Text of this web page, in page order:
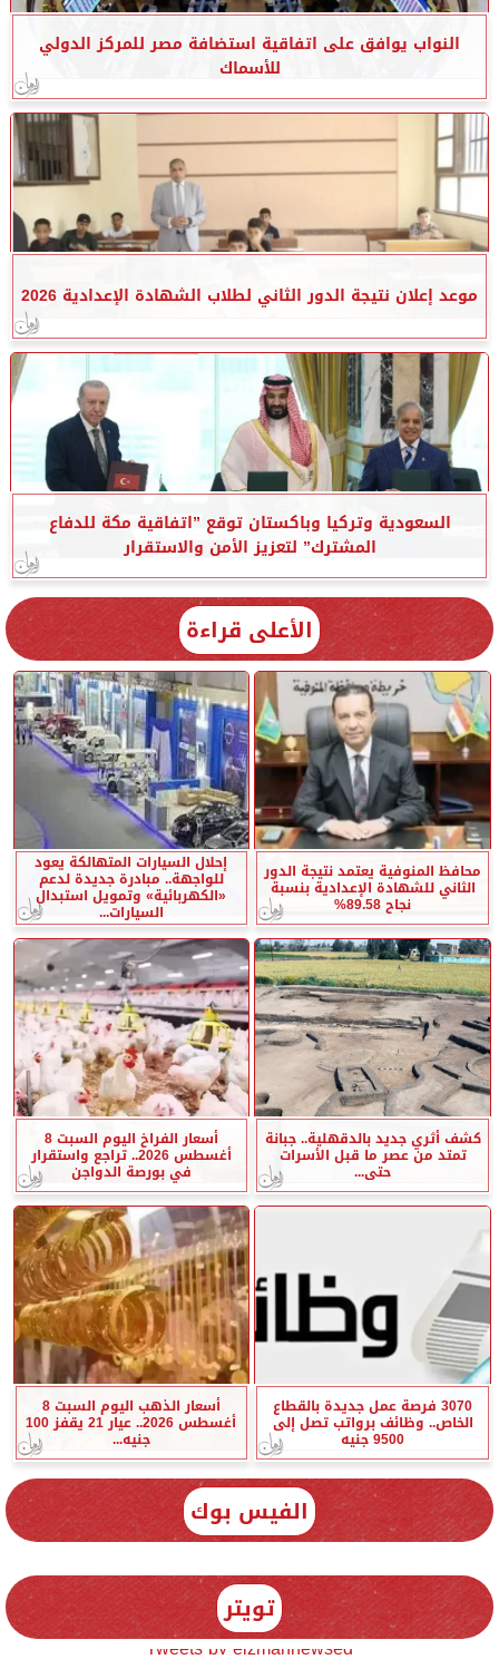
النواب يوافق على اتفاقية استضافة مصر للمركز الدولي
للأسماك
موعد إعلان نتيجة الدور الثاني لطلاب الشهادة الإعدادية 2026
السعودية وتركيا وباكستان توقع ”اتفاقية مكة للدفاع
المشترك” لتعزيز الأمن والاستقرار
الأعلى قراءة
محافظ المنوفية يعتمد نتيجة الدور
الثاني للشهادة الإعدادية بنسبة
نجاح 89.58%
إحلال السيارات المتهالكة يعود
للواجهة.. مبادرة جديدة لدعم
«الكهربائية» وتمويل استبدال
السيارات...
كشف أثري جديد بالدقهلية.. جبانة
تمتد من عصر ما قبل الأسرات
حتى...
أسعار الفراخ اليوم السبت 8
أغسطس 2026.. تراجع واستقرار
في بورصة الدواجن
3070 فرصة عمل جديدة بالقطاع
الخاص.. وظائف برواتب تصل إلى
9500 جنيه
أسعار الذهب اليوم السبت 8
أغسطس 2026.. عيار 21 يقفز 100
جنيه...
الفيس بوك
تويتر
Tweets by elzmannewseg